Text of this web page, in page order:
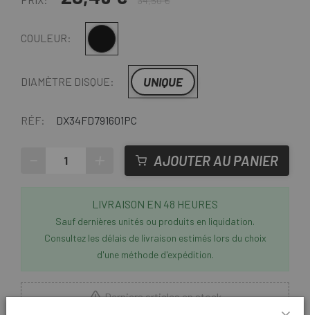
COULEUR: Multi
DIAMÈTRE DISQUE: UNIQUE
RÉF: DX34FD791601PC
AJOUTER AU PANIER
LIVRAISON EN 48 HEURES
Sauf dernières unités ou produits en liquidation.
Consultez les délais de livraison estimés lors du choix
d'une méthode d'expédition.
Derniers articles en stock